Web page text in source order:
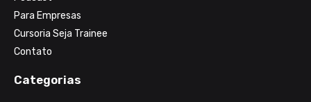
Para Empresas
Cursoria Seja Trainee
Contato
Categorias